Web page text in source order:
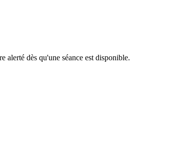
alerté dès qu'une séance est disponible.